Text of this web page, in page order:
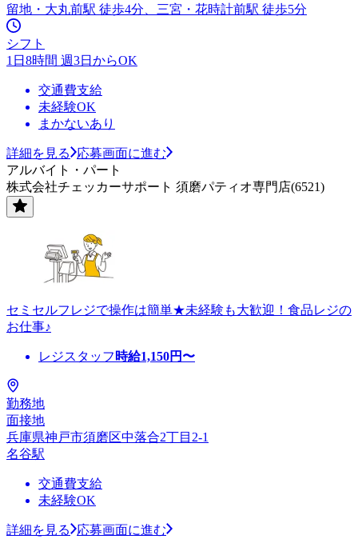
留地・大丸前駅 徒歩4分、三宮・花時計前駅 徒歩5分
シフト
1日8時間 週3日からOK
交通費支給
未経験OK
まかないあり
詳細を見る
応募画面に進む
アルバイト・パート
株式会社チェッカーサポート 須磨パティオ専門店(6521)
セミセルフレジで操作は簡単★未経験も大歓迎！食品レジの
お仕事♪
レジスタッフ 時給1,150円〜
勤務地
面接地
兵庫県神戸市須磨区中落合2丁目2-1
名谷駅
交通費支給
未経験OK
詳細を見る 応募画面に進む